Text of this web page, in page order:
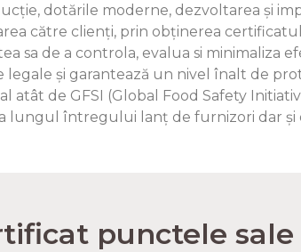
dotările moderne, dezvoltarea și
către clienți, prin obținerea
sa de a controla, evalua si minimaliza
legale și garantează un nivel înalt de
de GFSI (Global Food Safety
lungul întregului lanț de furnizori dar și
punctele